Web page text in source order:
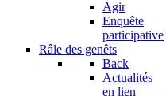
Agir
Enquête
participative
Râle des genêts
Back
Actualités
en lien